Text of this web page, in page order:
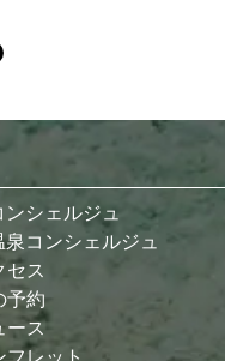
ンシェルジュ
泉コンシェルジュ
セス
予約
ース